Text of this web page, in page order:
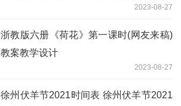
2023-08-27
浙教版六册《荷花》第一课时(网友来稿)
教案教学设计
2023-08-27
徐州伏羊节2021时间表 徐州伏羊节2021